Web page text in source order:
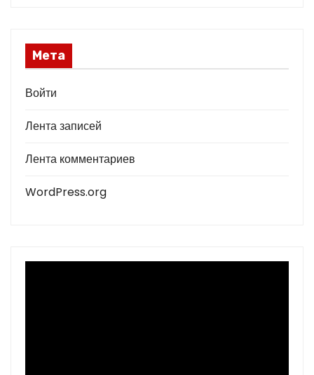
Мета
Войти
Лента записей
Лента комментариев
WordPress.org